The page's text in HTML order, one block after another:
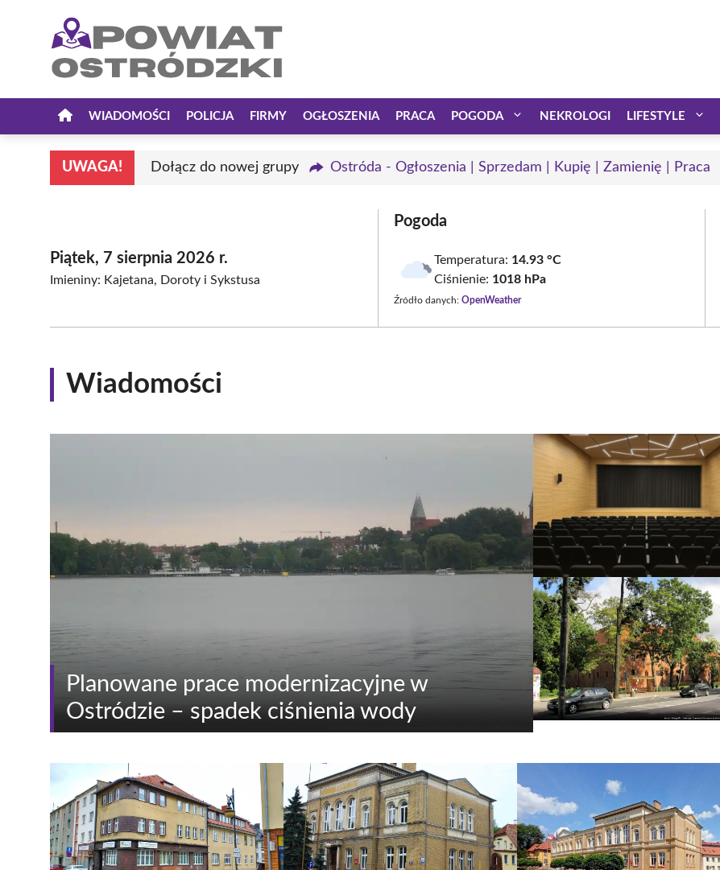
WIADOMOŚCI POLICJA FIRMY OGŁOSZENIA PRACA POGODA NEKROLOGI LIFESTYLE
UWAGA! Dołącz do nowej grupy Ostróda - Ogłoszenia | Sprzedam | Kupię | Zamienię | Praca
Piątek, 7 sierpnia 2026 r.
Imieniny: Kajetana, Doroty i Sykstusa
Pogoda
Temperatura: 14.93 °C
Ciśnienie: 1018 hPa
Źródło danych: OpenWeather
Wiadomości
Planowane prace modernizacyjne w
Ostródzie – spadek ciśnienia wody